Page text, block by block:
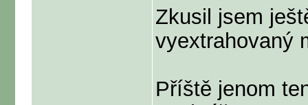
Zkusil jsem
vyextrahovaný
Příště jenom